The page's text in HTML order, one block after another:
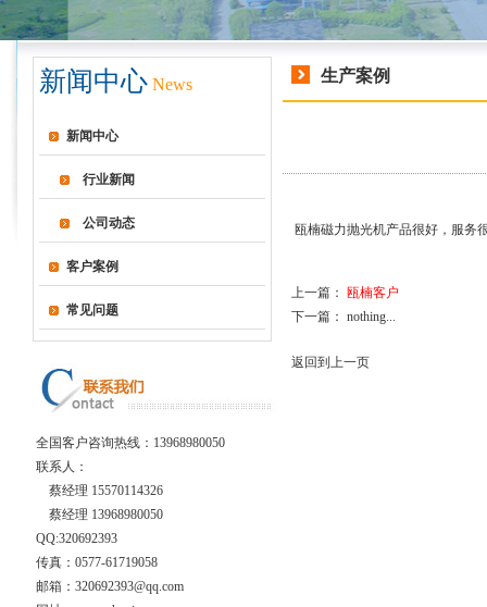
新闻中心 News
新闻中心
行业新闻
公司动态
客户案例
常见问题
全国客户咨询热线： 13968980050
联系人：
蔡经理 15570114326
蔡经理 13968980050
QQ:320692393
传真：0577-61719058
邮箱：320692393@qq.com
生产案例
瓯楠磁力抛光机产品很好，服务
上一篇： 瓯楠客户
下一篇： nothing...
返回到上一页